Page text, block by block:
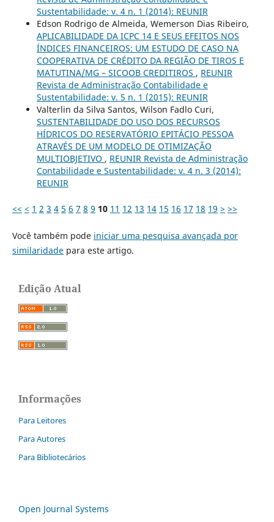
Sustentabilidade: v. 4 n. 1 (2014): REUNIR
Edson Rodrigo de Almeida, Wemerson Dias Ribeiro,
APLICABILIDADE DA ICPC 14 E SEUS EFEITOS NOS
ÍNDICES FINANCEIROS: UM ESTUDO DE CASO NA
COOPERATIVA DE CRÉDITO DA REGIÃO DE TIROS E
MATUTINA/MG – SICOOB CREDITIROS , REUNIR
Revista de Administração Contabilidade e
Sustentabilidade: v. 5 n. 1 (2015): REUNIR
Valterlin da Silva Santos, Wilson Fadlo Curi,
SUSTENTABILIDADE DO USO DOS RECURSOS
HÍDRICOS DO RESERVATÓRIO EPITÁCIO PESSOA
ATRAVÉS DE UM MODELO DE OTIMIZAÇÃO
MULTIOBJETIVO , REUNIR Revista de Administração
Contabilidade e Sustentabilidade: v. 4 n. 3 (2014):
REUNIR
<< < 1 2 3 4 5 6 7 8 9 10 11 12 13 14 15 16 17 18 19 > >>
Você também pode iniciar uma pesquisa avançada por
similaridadepara este artigo.
Edição Atual
Informações
Para Leitores
Para Autores
Para Bibliotecários
Open Journal Systems